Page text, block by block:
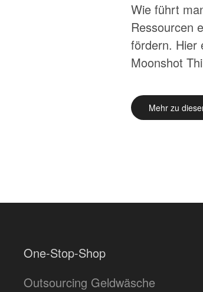
Wie führt
Ressourcen
fördern. Hier
Moonshot
Mehr zu
One-Stop-Shop
Outsourcing Geldwäsche